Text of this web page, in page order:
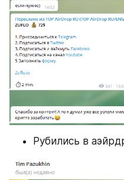
Рубились в